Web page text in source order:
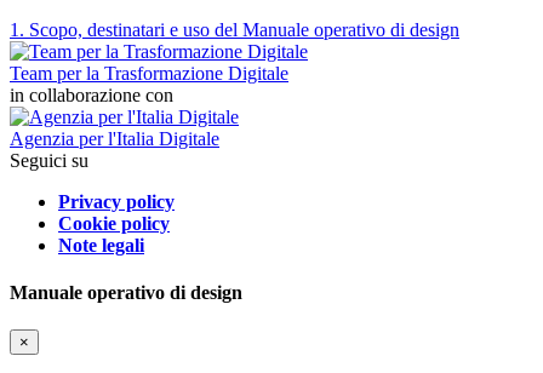
1. Scopo, destinatari e uso del Manuale operativo di design
Team per la Trasformazione Digitale
in collaborazione con
Agenzia per l'Italia Digitale
Seguici su
Privacy policy
Cookie policy
Note legali
Manuale operativo di design
×